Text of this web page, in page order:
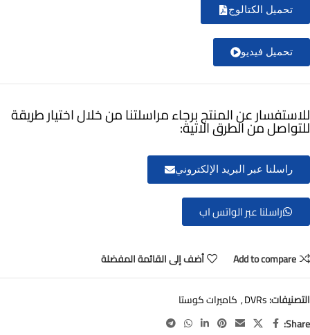
تحميل الكتالوج
تحميل فيديو
للاستفسار عن المنتج برجاء مراسلتنا من خلال اختيار طريقة
للتواصل من الطرق الاتية:
راسلنا عبر البريد الإلكتروني
راسلنا عبر الواتس اب
Add to compare أضف إلى القائمة المفضلة
التصنيفات:DVRs
, كاميرات كوستا
Share: